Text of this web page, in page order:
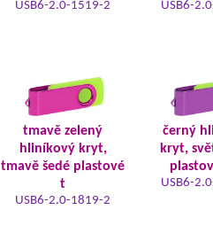
USB6-2.0-1519-2 USB6-
tmavě zelený
hliníkový kryt,
tmavě šedé plastové
t
USB6-2.0-1819-2
černý
kryt,
USB6-